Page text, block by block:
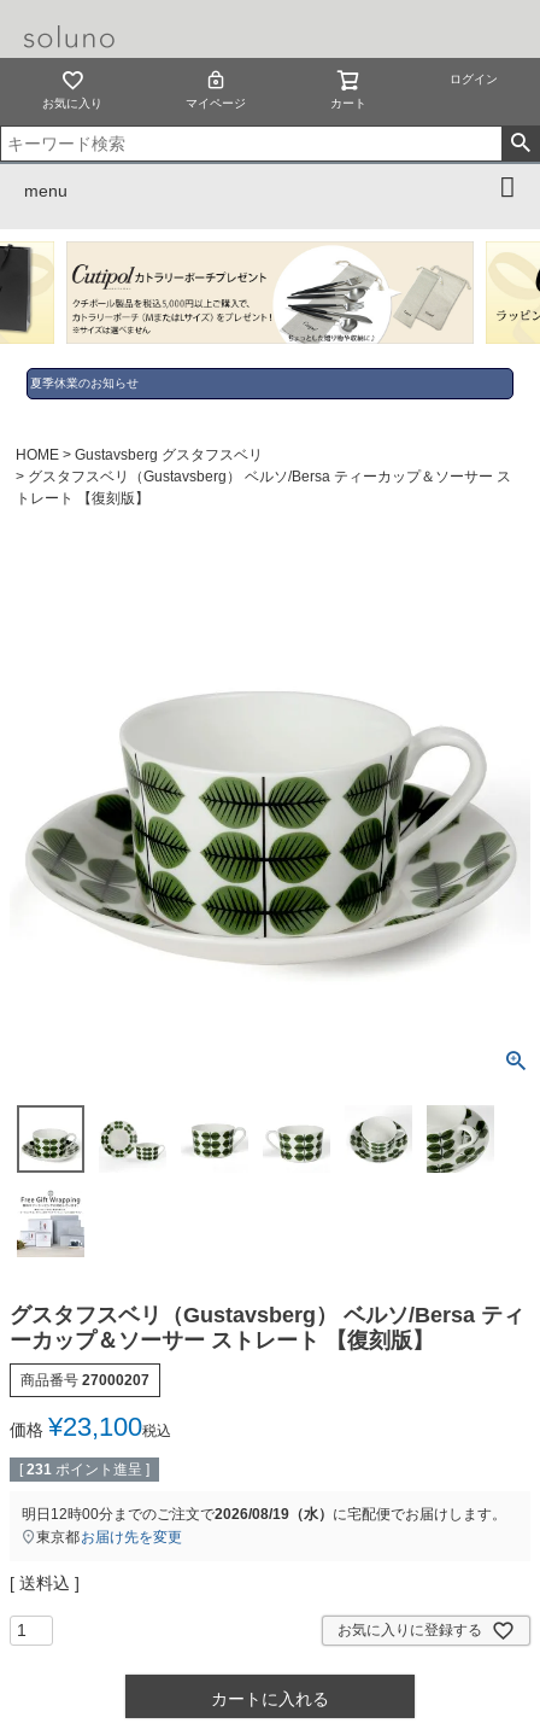
お気に入り マイページ カート
ログイン
menu
夏季休業のお知らせ
HOME
Gustavsberg グスタフスベリ
グスタフスベリ（Gustavsberg） ベルソ/Bersa ティーカップ＆ソーサー ス
トレート 【復刻版】
グスタフスベリ（Gustavsberg） ベルソ/Bersa ティ
ーカップ＆ソーサー ストレート 【復刻版】
商品番号 27000207
価格 ¥23,100税込
[ 231 ポイント進呈 ]
明日 12時00分までのご注文で2026/08/19（水） に宅配便でお届けします。
東京都お届け先を変更
送料込
お気に入りに登録する
カートに入れる